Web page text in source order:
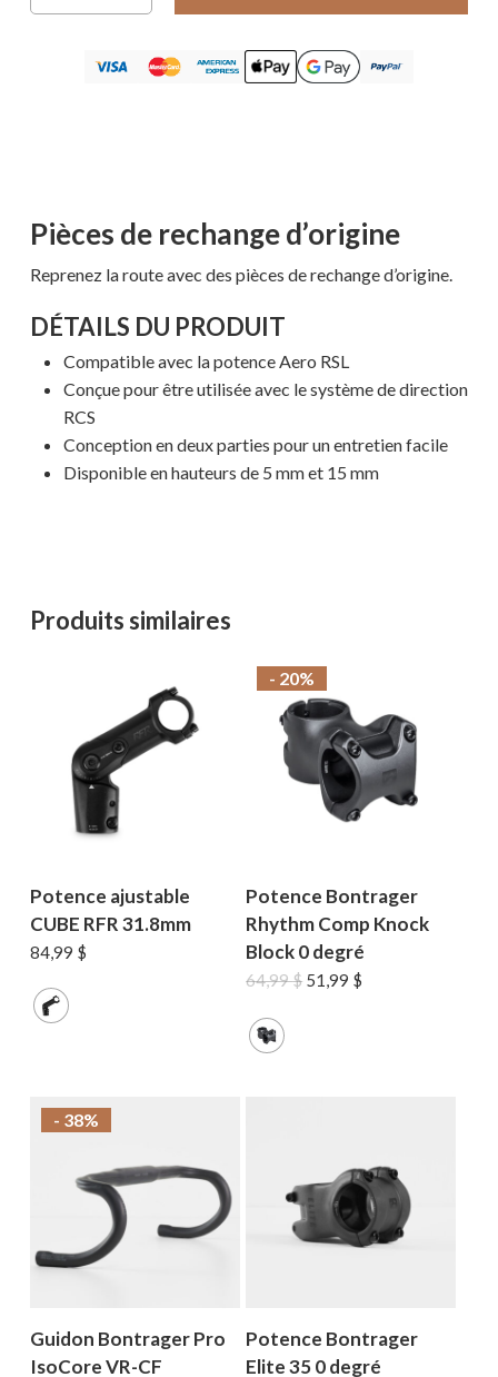
MAGASINER EN LIGNE
Pièces de rechange d’origine
Reprenez la route avec des pièces de rechange d’origine.
DÉTAILS DU PRODUIT
Compatible avec la potence Aero RSL
Conçue pour être utilisée avec le système de direction
RCS
Conception en deux parties pour un entretien facile
Disponible en hauteurs de 5 mm et 15 mm
Produits similaires
Potence ajustable
CUBE RFR 31.8mm
84,99 $
- 20%
Potence Bontrager
Rhythm Comp Knock
Block 0 degré
64,99$ Le
51,99 $
- 38%
Guidon Bontrager Pro
IsoCore VR-CF
Potence Bontrager
Elite 35 0 degré